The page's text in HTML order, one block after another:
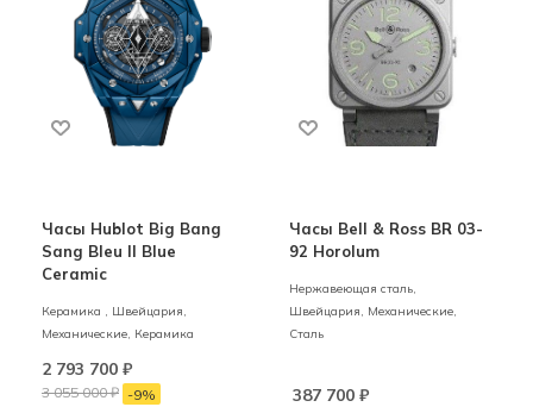
Часы Hublot Big Bang
Sang Bleu II Blue
Ceramic
Керамика , Швейцария,
Механические, Керамика
2 793 700 ₽
3 055 000₽ -9%
Часы Bell & Ross BR 03-
92 Horolum
Нержавеющая сталь,
Швейцария,
Механические,
Сталь
387 700₽